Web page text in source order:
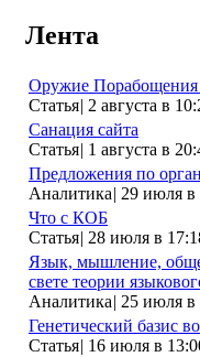
Лента
Оружие Порабощения
Статья| 2 августа в
Санация сайта
Статья| 1 августа в
Предложения по
Аналитика| 29 июля в
Что с КОБ
Статья| 28 июля в
Язык, мышление,
свете теории
Аналитика| 25 июля в
Генетический базис
Статья| 16 июля в